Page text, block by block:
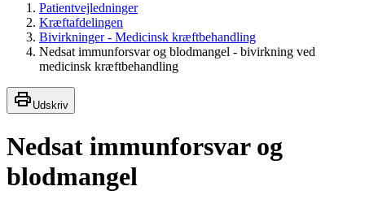
Patientvejledninger
Kræftafdelingen
Bivirkninger - Medicinsk kræftbehandling
Nedsat immunforsvar og blodmangel - bivirkning ved
medicinsk kræftbehandling
Udskriv
Nedsat immunforsvar og
blodmangel